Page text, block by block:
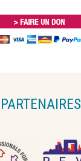
PARTENAIRES